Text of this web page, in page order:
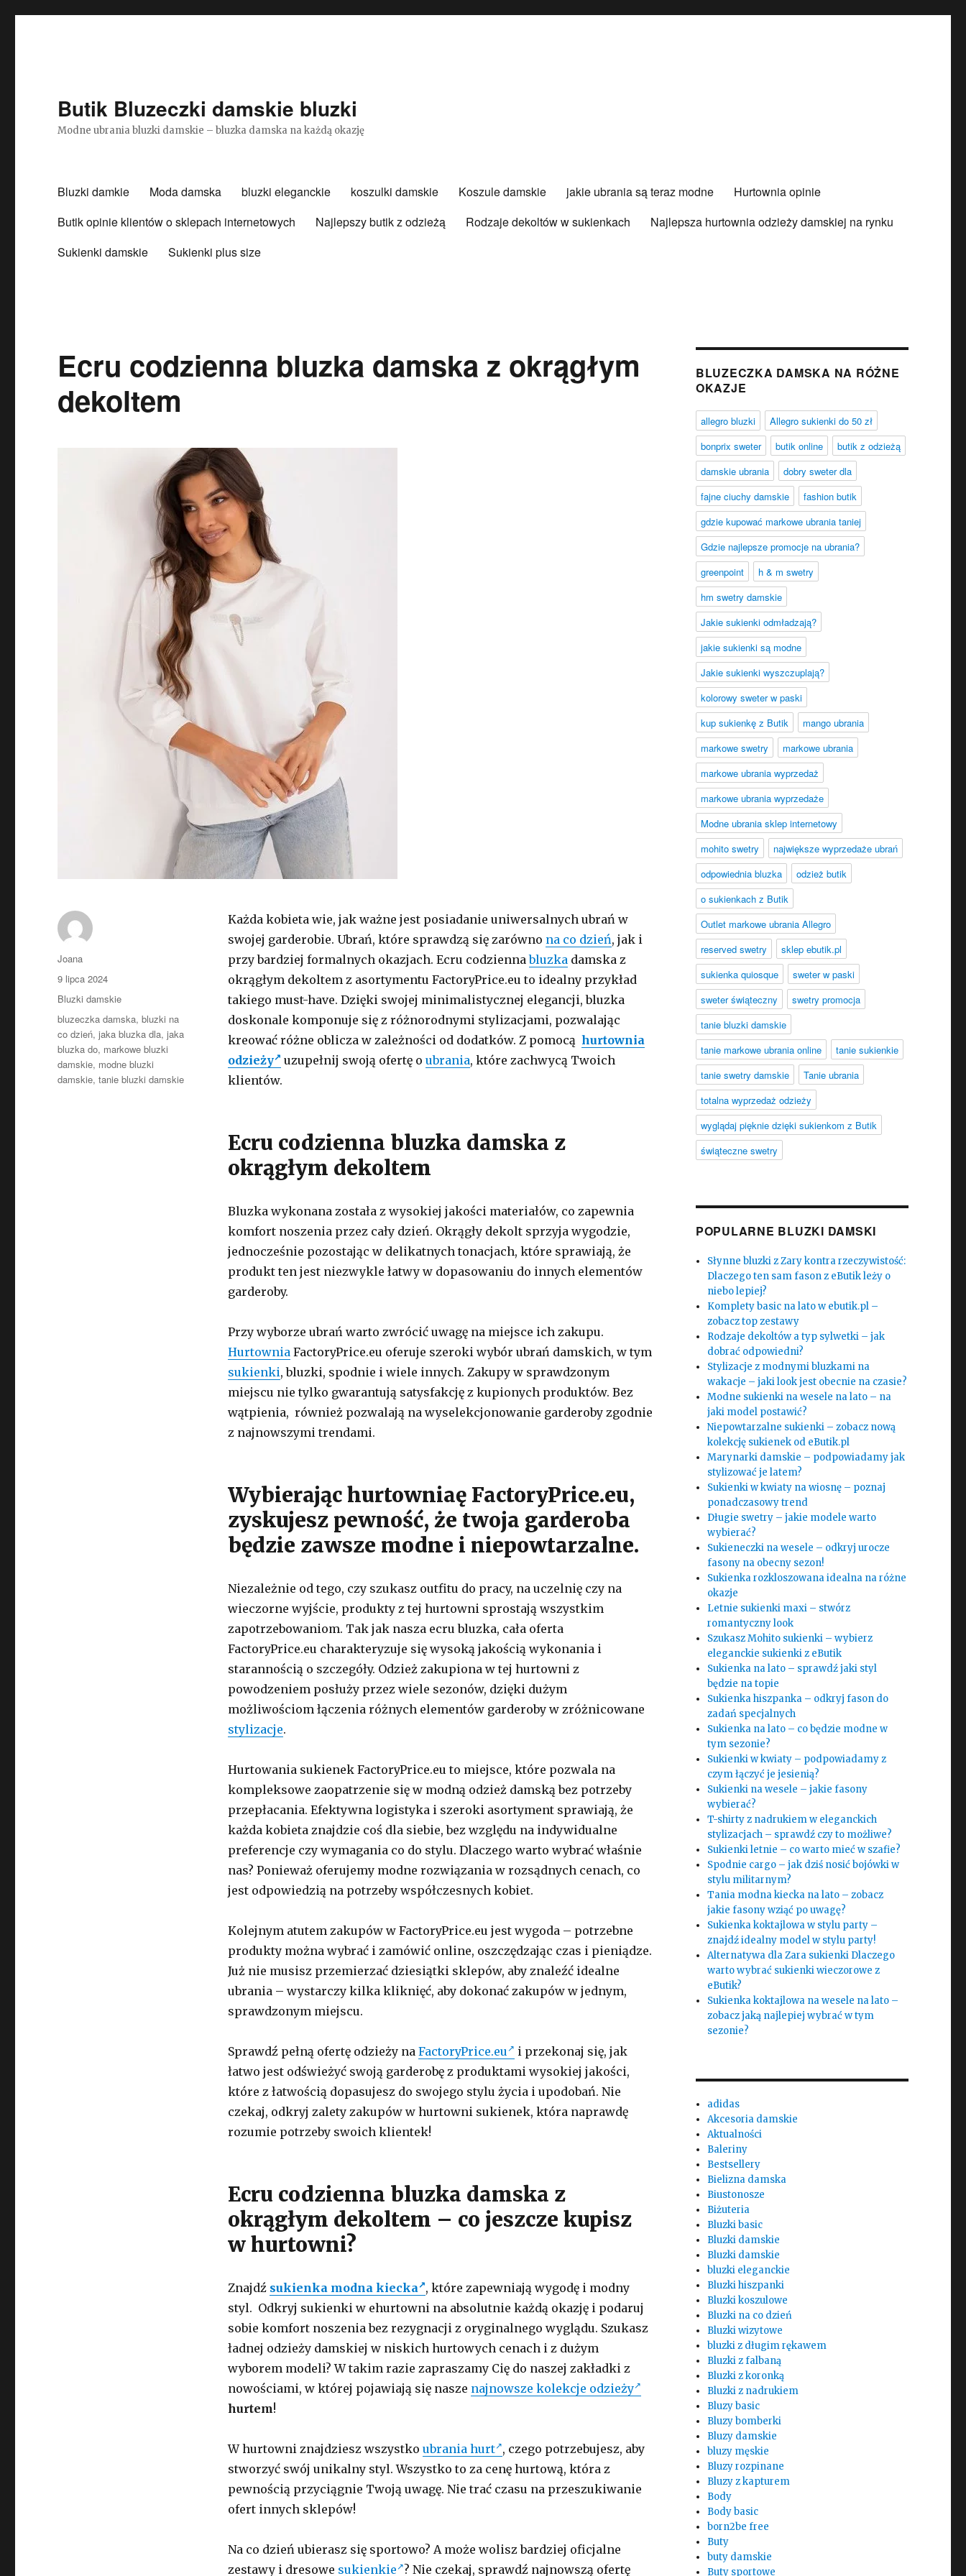
Butik Bluzeczki damskie bluzki
Modne ubrania bluzki damskie – bluzka damska na każdą okazję
Bluzki damkie Moda damska bluzki eleganckie koszulki damskie Koszule damskie jakie ubrania są teraz modne
Hurtownia opinie
Butik opinie klientów o sklepach internetowych
Najlepszy butik z odzieżą Rodzaje dekoltów w sukienkach
Najlepsza hurtownia odzieży damskiej na rynku
Sukienki damskie
Sukienki plus size
Ecru codzienna bluzka damska z okrągłym
dekoltem
Każda kobieta wie, jak ważne jest posiadanie uniwersalnych ubrań w
swojej garderobie. Ubrań, które sprawdzą się zarówno na co dzień, jak i
przy bardziej formalnych okazjach. Ecru codziennabluzkadamska z
okrągłym dekoltem z asortymentu FactoryPrice.eu to idealny przykład
takiego must-have. Dzięki swojej minimalistycznej elegancji, bluzka
doskonale komponuje się z różnorodnymi stylizacjami, pozwalając
kreować różne oblicza w zależności od dodatków. Z pomocą hurtownia
odzieży
uzupełnij swoją ofertę o ubrania, które zachwycą Twoich
klientów.
Ecru codzienna bluzka damska z
okrągłym dekoltem
Bluzka wykonana została z wysokiej jakości materiałów, co zapewnia
komfort noszenia przez cały dzień. Okrągły dekolt sprzyja wygodzie,
jednocześnie pozostając w delikatnych tonacjach, które sprawiają, że
produkt ten jest niezwykle łatwy w dopasowaniu do innych elementów
garderoby.
Przy wyborze ubrań warto zwrócić uwagę na miejsce ich zakupu.
HurtowniaFactoryPrice.eu oferuje szeroki wybór ubrań damskich, w tym
sukienki, bluzki, spodnie i wiele innych. Zakupy w sprawdzonym
miejscu nie tylko gwarantują satysfakcję z kupionych produktów. Bez
wątpienia, również pozwalają na wyselekcjonowanie garderoby zgodnie
z najnowszymi trendami.
Wybierając hurtowniaę FactoryPrice.eu,
zyskujesz pewność, że twoja garderoba
będzie zawsze modne i niepowtarzalne.
Niezależnie od tego, czy szukasz outfitu do pracy, na uczelnię czy na
wieczorne wyjście, produkty z tej hurtowni sprostają wszystkim
zapotrzebowaniom. Tak jak nasza ecru bluzka, cała oferta
FactoryPrice.eu charakteryzuje się wysoką jakością wykonania i
starannością o szczegóły. Odzież zakupiona w tej hurtowni z
powodzeniem posłuży przez wiele sezonów, dzięki dużym
możliwościom łączenia różnych elementów garderoby w zróżnicowane
stylizacje.
Hurtowania sukienek FactoryPrice.eu to miejsce, które pozwala na
kompleksowe zaopatrzenie się w modną odzież damską bez potrzeby
przepłacania. Efektywna logistyka i szeroki asortyment sprawiają, że
każda kobieta znajdzie coś dla siebie, bez względu na indywidualne
preferencje czy wymagania co do stylu. Dlaczego warto wybrać właśnie
nas? Ponieważ oferujemy modne rozwiązania w rozsądnych cenach, co
jest odpowiedzią na potrzeby współczesnych kobiet.
Kolejnym atutem zakupów w FactoryPrice.eu jest wygoda – potrzebne
produkty można wybrać i zamówić online, oszczędzając czas i pieniądze.
Już nie musisz przemierzać dziesiątki sklepów, aby znaleźć idealne
ubrania – wystarczy kilka kliknięć, aby dokonać zakupów w jednym,
sprawdzonym miejscu.
Sprawdź pełną ofertę odzieży na FactoryPrice.eu
i przekonaj się, jak
łatwo jest odświeżyć swoją garderobę z produktami wysokiej jakości,
które z łatwością dopasujesz do swojego stylu życia i upodobań. Nie
czekaj, odkryj zalety zakupów w hurtowni sukienek, która naprawdę
rozumie potrzeby swoich klientek!
Ecru codzienna bluzka damska z
okrągłym dekoltem – co jeszcze kupisz
w hurtowni?
Znajdź sukienka modna kiecka , które zapewniają wygodę i modny
styl. Odkryj sukienki w ehurtowni na absolutnie każdą okazję i podaruj
sobie komfort noszenia bez rezygnacji z oryginalnego wyglądu. Szukasz
ładnej odzieży damskiej w niskich hurtowych cenach i z dużym
wyborem modeli? W takim razie zapraszamy Cię do naszej zakładki z
nowościami, w której pojawiają się nasze najnowsze kolekcje odzieży
hurtem!
W hurtowni znajdziesz wszystko ubrania hurt , czego potrzebujesz, aby
stworzyć swój unikalny styl. Wszystko to za cenę hurtową, która z
pewnością przyciągnie Twoją uwagę. Nie trać czasu na przeszukiwanie
ofert innych sklepów!
Na co dzień ubierasz się sportowo? A może wolisz bardziej oficjalne
zestawy i dresowe sukienkie ? Nie czekaj, sprawdź najnowszą ofertę
Autor
Joana
Opublikowano
9 lipca 2024
Kategorie
Bluzki damskie
Tagi
bluzeczka damska,bluzki na
co dzień,jaka bluzka dla,jaka
bluzka do, markowe bluzki
damskie, modne bluzki
damskie,tanie bluzki damskie
BLUZECZKA DAMSKA NA RÓŻNE
OKAZJE
allegro bluzki
Allegro sukienki do 50 zł
bonprix sweter
butik online
butik z odzieżą
damskie ubrania
dobry sweter dla
fajne ciuchy damskie
fashion butik
gdzie kupować markowe ubrania taniej
Gdzie najlepsze promocje na ubrania?
greenpoint
h & m swetry
hm swetry damskie
Jakie sukienki odmładzają?
jakie sukienki są modne
Jakie sukienki wyszczuplają?
kolorowy sweter w paski
kup sukienkę z Butik
mango ubrania
markowe swetry
markowe ubrania
markowe ubrania wyprzedaż
markowe ubrania wyprzedaże
Modne ubrania sklep internetowy
mohito swetry
największe wyprzedaże ubrań
odpowiednia bluzka
odzież butik
o sukienkach z Butik
Outlet markowe ubrania Allegro
reserved swetry
sklep ebutik.pl
sukienka quiosque
sweter w paski
sweter świąteczny
swetry promocja
tanie bluzki damskie
tanie markowe ubrania online
tanie sukienkie
tanie swetry damskie
Tanie ubrania
totalna wyprzedaż odzieży
wyglądaj pięknie dzięki sukienkom z Butik
świąteczne swetry
POPULARNE BLUZKI DAMSKI
Słynne bluzki z Zary kontra rzeczywistość:
Dlaczego ten sam fason z eButik leży o
niebo lepiej?
Komplety basic na lato w ebutik.pl –
zobacz top zestawy
Rodzaje dekoltów a typ sylwetki – jak
dobrać odpowiedni?
Stylizacje z modnymi bluzkami na
wakacje – jaki look jest obecnie na czasie?
Modne sukienki na wesele na lato – na
jaki model postawić?
Niepowtarzalne sukienki – zobacz nową
kolekcję sukienek od eButik.pl
Marynarki damskie – podpowiadamy jak
stylizować je latem?
Sukienki w kwiaty na wiosnę – poznaj
ponadczasowy trend
Długie swetry – jakie modele warto
wybierać?
Sukieneczki na wesele – odkryj urocze
fasony na obecny sezon!
Sukienka rozkloszowana idealna na różne
okazje
Letnie sukienki maxi – stwórz
romantyczny look
Szukasz Mohito sukienki – wybierz
eleganckie sukienki z eButik
Sukienka na lato – sprawdź jaki styl
będzie na topie
Sukienka hiszpanka – odkryj fason do
zadań specjalnych
Sukienka na lato – co będzie modne w
tym sezonie?
Sukienki w kwiaty – podpowiadamy z
czym łączyć je jesienią?
Sukienki na wesele – jakie fasony
wybierać?
T-shirty z nadrukiem w eleganckich
stylizacjach – sprawdź czy to możliwe?
Sukienki letnie – co warto mieć w szafie?
Spodnie cargo – jak dziś nosić bojówki w
stylu militarnym?
Tania modna kiecka na lato – zobacz
jakie fasony wziąć po uwagę?
Sukienka koktajlowa w stylu party –
znajdź idealny model w stylu party!
Alternatywa dla Zara sukienki Dlaczego
warto wybrać sukienki wieczorowe z
eButik?
Sukienka koktajlowa na wesele na lato –
zobacz jaką najlepiej wybrać w tym
sezonie?
adidas
Akcesoria damskie
Aktualności
Baleriny
Bestsellery
Bielizna damska
Biustonosze
Biżuteria
Bluzki basic
Bluzki damskie
Bluzki damskie
bluzki eleganckie
Bluzki hiszpanki
Bluzki koszulowe
Bluzki na co dzień
Bluzki wizytowe
bluzki z długim rękawem
Bluzki z falbaną
Bluzki z koronką
Bluzki z nadrukiem
Bluzy basic
Bluzy bomberki
Bluzy damskie
bluzy męskie
Bluzy rozpinane
Bluzy z kapturem
Body
Body basic
born2be free
Buty
buty damskie
Buty sportowe